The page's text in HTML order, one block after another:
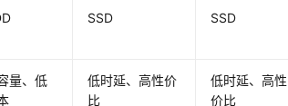
SSD SSD
量、低
低时延、高性价
比
低时延、高性
价比